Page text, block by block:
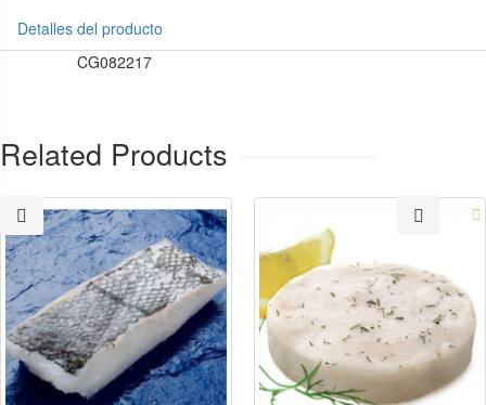
Detalles del producto
CG082217
Related Products
 